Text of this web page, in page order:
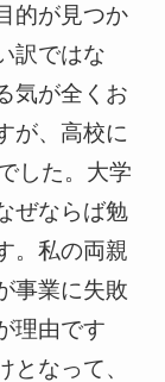
的が見つか
訳ではな
気が全くお
が、高校に
した。大学
ぜならば勉
。私の両親
事業に失敗
理由です
となって、